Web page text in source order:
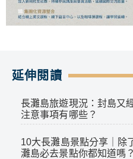
延伸閱讀
長灘島旅遊現況：封島又
注意事項有哪些？
10大長灘島景點分享｜除
灘島必去景點你都知道嗎？